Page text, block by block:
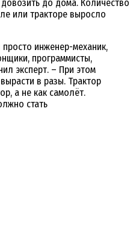
до дома. Количество
или тракторе выросло
инженер-механик,
программисты,
эксперт. – При этом
в разы. Трактор
а не как самолёт.
стать